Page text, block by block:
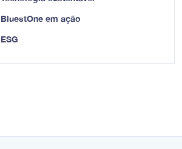
BluestOne em ação
ESG